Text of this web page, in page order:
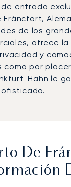
entrada
Fráncfort,
de los
ofrece la
y
como por
Hahn le
De